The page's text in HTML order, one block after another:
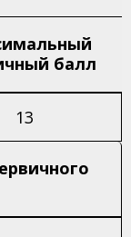
балл
13